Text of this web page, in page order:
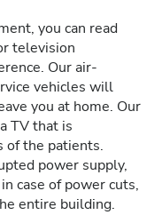
you can read
television
Our air-
vehicles will
you at home. Our
TV that is
of the patients.
power supply,
case of power cuts,
entire building.